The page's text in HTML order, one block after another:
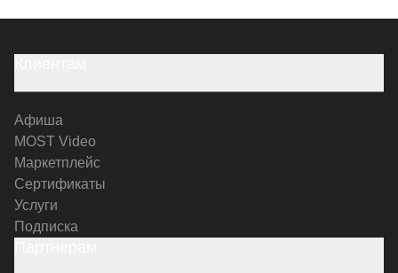
Афиша
MOST Video
Маркетплейс
Сертификаты
Услуги
Подписка